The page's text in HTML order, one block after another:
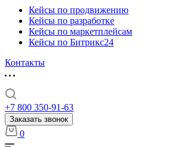
Кейсы по продвижению
Кейсы по разработке
Кейсы по маркетплейсам
Кейсы по Битрикс24
Контакты
+7 800 350-91-63
Заказать звонок
0